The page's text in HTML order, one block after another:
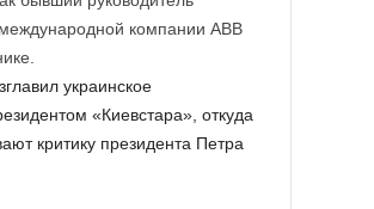
компании ABB
украинское
«Киевстара», откуда
критику президента Петра